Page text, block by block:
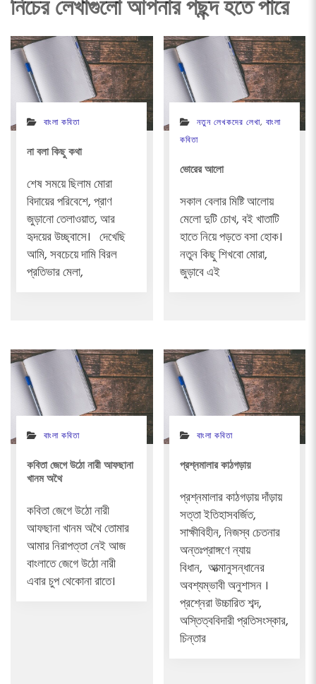
নিচের লেখাগুলো আপনার পছন্দ হতে পারে
বাংলা কবিতা
না বলা কিছু কথা
শেষ সময়ে ছিলাম মোরা
বিদায়ের পরিবেশে, প্রাণ
জুড়ানো তেলাওয়াত, আর
হৃদয়ের উচ্ছ্বাসে। দেখেছি
আমি, সবচেয়ে দামি বিরল
প্রতিভার মেলা,
নতুন লেখকদের লেখা, বাংলা
কবিতা
ভোরের আলো
সকাল বেলার মিষ্টি আলোয়
মেলো দুটি চোখ, বই খাতাটি
হাতে নিয়ে পড়তে বসা হোক।
নতুন কিছু শিখবো মোরা,
জুড়াবে এই
বাংলা কবিতা
কবিতা জেগে উঠো নারী আফছানা
খানম অথৈ
কবিতা জেগে উঠো নারী
আফছানা খানম অথৈ তোমার
আমার নিরাপত্তা নেই আজ
বাংলাতে জেগে উঠো নারী
এবার চুপ থেকোনা রাতে।
বাংলা কবিতা
প্রশ্নমালার কাঠগড়ায়
প্রশ্নমালার কাঠগড়ায় দাঁড়ায়
সত্তা ইতিহাসবর্জিত,
সাক্ষীবিহীন, নিজস্ব চেতনার
অন্তঃপ্রাঙ্গণে ন্যায়
বিধান, আত্মানুসন্ধানের
অবশ্যম্ভাবী অনুশাসন ।
প্রশ্নেরা উচ্চারিত শব্দ,
অস্তিত্ববিদারী প্রতিসংস্কার,
চিন্তার